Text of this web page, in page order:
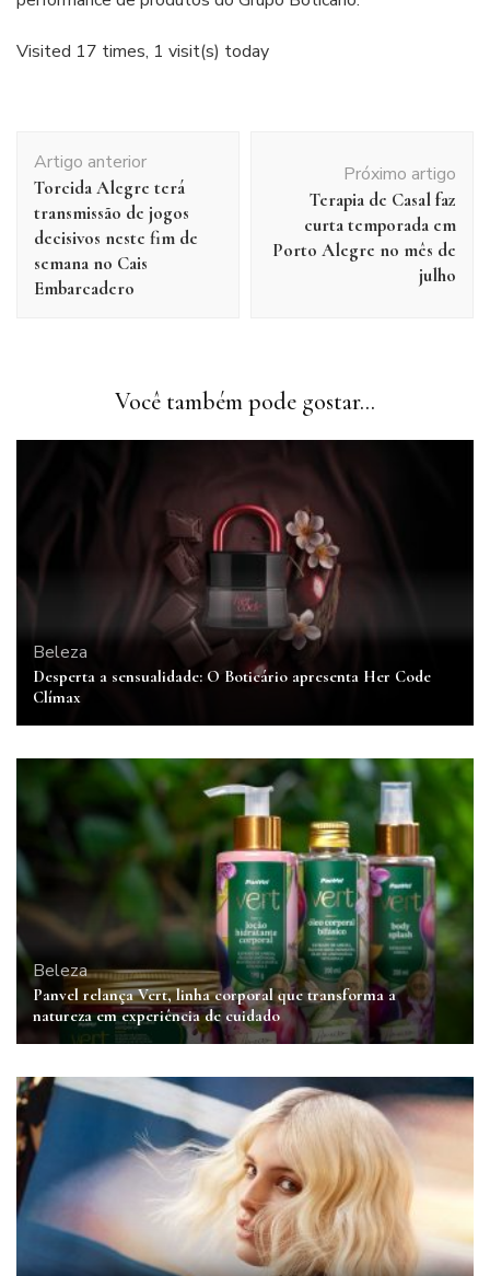
Visited 17 times, 1 visit(s) today
de
post
Artigo anterior
Torcida Alegre terá
transmissão de jogos
decisivos neste fim de
semana no Cais
Embarcadero
Próximo artigo
Terapia de Casal faz
curta temporada em
Porto Alegre no mês de
julho
Você também pode gostar...
Beleza
Desperta a sensualidade: O Boticário apresenta Her Code
Clímax
Beleza
Panvel relança Vert, linha corporal que transforma a
natureza em experiência de cuidado